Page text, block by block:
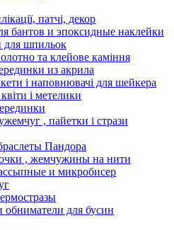
патчі, декор
бантов и эпоксидные наклейки
для шпильок
та клейове каміння
из акрила
і наповнювачі для шейкера
і метелики
, пайетки і стрази
Пандора
, жемчужины на нити
и микробисер
для бусин